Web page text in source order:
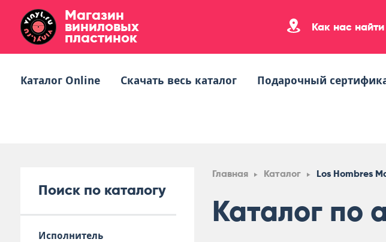
Магазин
виниловых
пластинок
Как нас
Каталог Online Скачать весь каталог Подарочный
Поиск по каталогу
Исполнитель
Главная Каталог Los Hombres
Каталог по